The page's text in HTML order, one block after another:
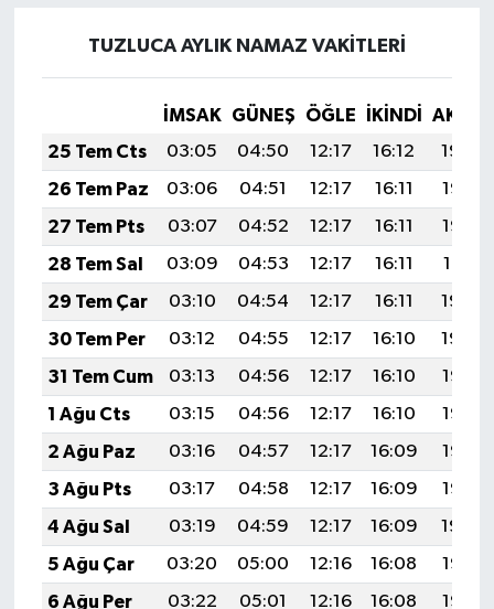
TUZLUCA AYLIK NAMAZ VAKITLERI
İMSAK GÜNEŞ ÖĞLE İKINDI
25 Tem Cts
03:05 04:50 12:17 16:12
19:34
26 Tem Paz
03:06 04:51 12:17 16:11
19:33
27 Tem Pts
03:07 04:52 12:17 16:11
19:32
28 Tem Sal
03:09 04:53 12:17 16:11
19:31
29 Tem Çar
03:10 04:54 12:17 16:11
19:30
30 Tem Per
03:12 04:55 12:17 16:10
19:29
31 Tem Cum
03:13 04:56 12:17 16:10
19:28
1 Ağu Cts
03:15 04:56 12:17 16:10
19:27
2 Ağu Paz
03:16 04:57 12:17 16:09
19:26
3 Ağu Pts
03:17 04:58 12:17 16:09
19:25
4 Ağu Sal
03:19 04:59 12:17 16:09
19:24
5 Ağu Çar
03:20 05:00 12:16 16:08
19:23
6 Ağu Per
03:22 05:01 12:16 16:08
19:22